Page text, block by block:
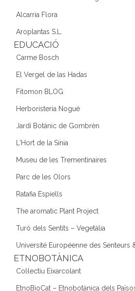
Alcarria Flora
Aroplantas S.L.
EDUCACIÓ
Carme Bosch
El Vergel de las Hadas
Fitomon BLOG
Herboristeria Nogué
Jardí Botànic de Gombrèn
L'Hort de la Sínia
Museu de les Trementinaires
Parc de les Olors
Ratafia Espiells
The aromatic Plant Project
Turó dels Sentits – Vegetàlia
Université Européenne des Senteurs
ETNOBOTÀNICA
Col·lectiu Eixarcolant
EtnoBioCat – Etnobotànica dels